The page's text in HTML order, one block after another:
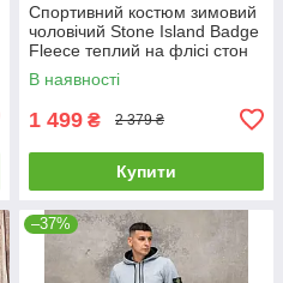
Спортивний костюм зимовий
чоловічий Stone Island Badge
Fleece теплий на флісі стон
айленд чорний
В наявності
1 499 ₴ 2 379 ₴
Купити
–37%